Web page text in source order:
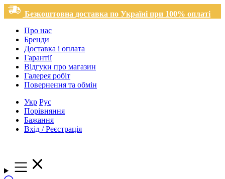
Безкоштовна доставка по Україні при 100% оплаті
Про нас
Бренди
Доставка і оплата
Гарантії
Відгуки про магазин
Галерея робіт
Повернення та обмін
Укр Рус
Порівняння
Бажання
Вхід / Реєстрація